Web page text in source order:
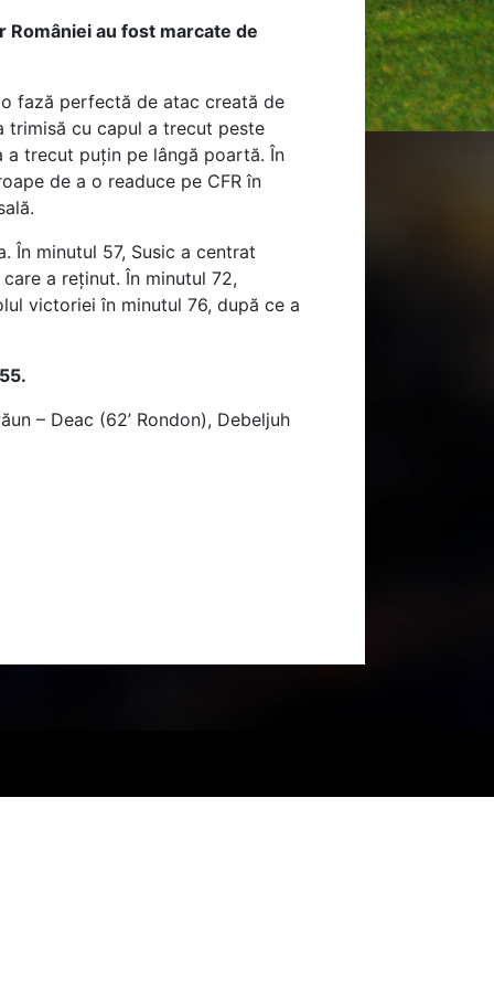
României au fost marcate de
fază perfectă de atac creată de
trimisă cu capul a trecut peste
trecut puțin pe lângă poartă. În
de a o readuce pe CFR în
În minutul 57, Susic a centrat
a reținut. În minutul 72,
victoriei în minutul 76, după ce a
– Deac (62’ Rondon), Debeljuh